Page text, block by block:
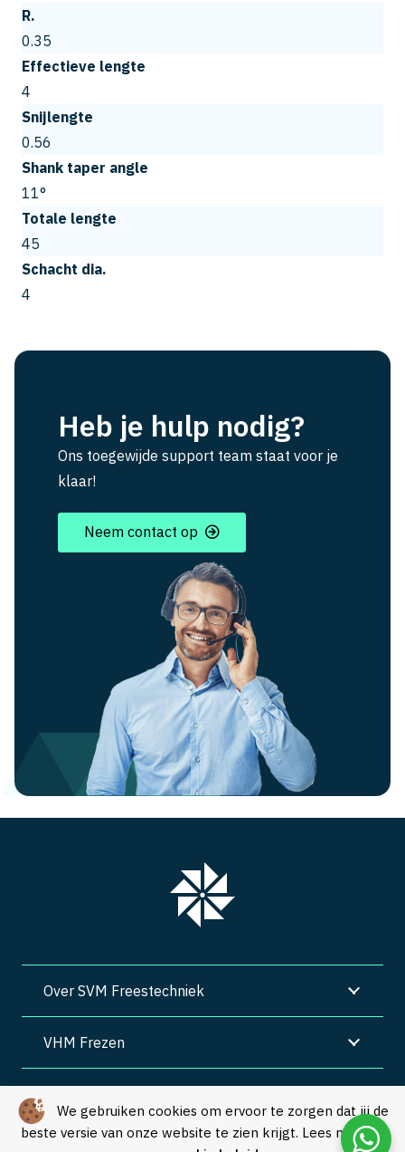
We gebruiken cookies om ervoor te zorgen dat jij de
beste versie van onze website te zien krijgt. Lees meer in
R.
0.35
Effectieve lengte
4
Snijlengte
0.56
Shank taper angle
11°
Totale lengte
45
Schacht dia.
4
Heb je hulp nodig?
Ons toegewijde support team staat voor je
klaar!
Neem contact op
Over SVM Freestechniek
VHM Frezen
Algemene voorwaarden | Privacy